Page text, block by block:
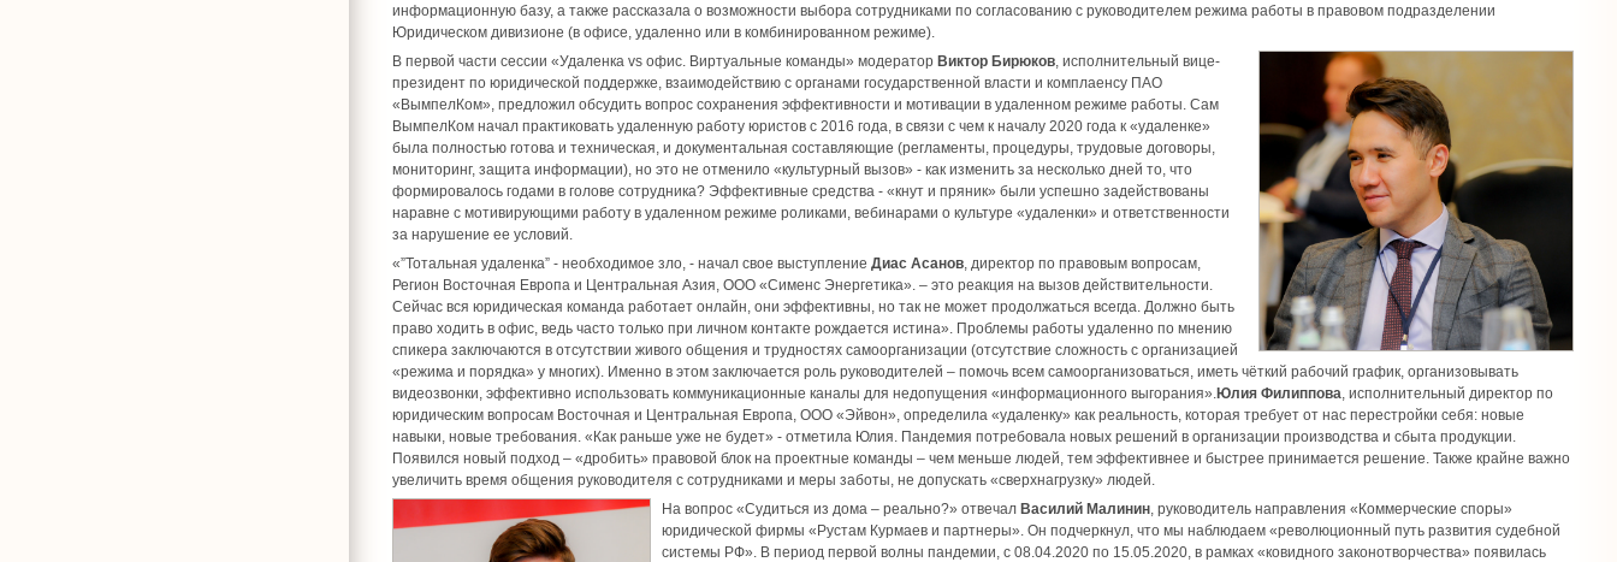
информационную базу, а также рассказала о возможности выбора сотрудниками по согласованию с руководителем режима работы в правовом подразделении
Юридическом дивизионе (в офисе, удаленно или в комбинированном режиме).
В первой части сессии «Удаленка vs офис. Виртуальные команды» модератор Виктор Бирюков, исполнительный вице-
президент по юридической поддержке, взаимодействию с органами государственной власти и комплаенсу ПАО
«ВымпелКом», предложил обсудить вопрос сохранения эффективности и мотивации в удаленном режиме работы. Сам
ВымпелКом начал практиковать удаленную работу юристов с 2016 года, в связи с чем к началу 2020 года к «удаленке»
была полностью готова и техническая, и документальная составляющие (регламенты, процедуры, трудовые договоры,
мониторинг, защита информации), но это не отменило «культурный вызов» - как изменить за несколько дней то, что
формировалось годами в голове сотрудника? Эффективные средства - «кнут и пряник» были успешно задействованы
наравне с мотивирующими работу в удаленном режиме роликами, вебинарами о культуре «удаленки» и ответственности
за нарушение ее условий.
«”Тотальная удаленка” - необходимое зло, - начал свое выступление Диас Асанов, директор по правовым вопросам,
Регион Восточная Европа и Центральная Азия, ООО «Сименс Энергетика». – это реакция на вызов действительности.
Сейчас вся юридическая команда работает онлайн, они эффективны, но так не может продолжаться всегда. Должно быть
право ходить в офис, ведь часто только при личном контакте рождается истина». Проблемы работы удаленно по мнению
спикера заключаются в отсутствии живого общения и трудностях самоорганизации (отсутствие сложность с организацией
«режима и порядка» у многих). Именно в этом заключается роль руководителей – помочь всем самоорганизоваться, иметь чёткий рабочий график, организовывать
видеозвонки, эффективно использовать коммуникационные каналы для недопущения «информационного выгорания».Юлия Филиппова, исполнительный директор по
юридическим вопросам Восточная и Центральная Европа, OOO «Эйвон», определила «удаленку» как реальность, которая требует от нас перестройки себя: новые
навыки, новые требования. «Как раньше уже не будет» - отметила Юлия. Пандемия потребовала новых решений в организации производства и сбыта продукции.
Появился новый подход – «дробить» правовой блок на проектные команды – чем меньше людей, тем эффективнее и быстрее принимается решение. Также крайне важно
увеличить время общения руководителя с сотрудниками и меры заботы, не допускать «сверхнагрузку» людей.
На вопрос «Судиться из дома – реально?» отвечал Василий Малинин, руководитель направления «Коммерческие споры»
юридической фирмы «Рустам Курмаев и партнеры». Он подчеркнул, что мы наблюдаем «революционный путь развития судебной
системы РФ». В период первой волны пандемии, с 08.04.2020 по 15.05.2020, в рамках «ковидного законотворчества» появилась